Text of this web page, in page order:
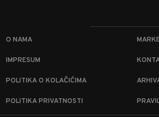
O NAMA
IMPRESUM
POLITIKA O KOLAČIĆIMA
POLITIKA PRIVATNOSTI